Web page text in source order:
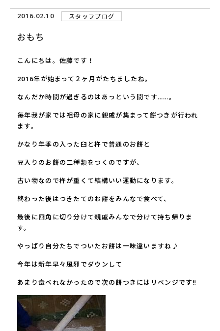
2016.02.10 スタッフブログ
おもち
こんにちは。佐藤です！
2016年が始まって２ヶ月がたちましたね。
なんだか時間が過ぎるのはあっという間です……。
毎年我が家では祖母の家に親戚が集まって餅つきが行われ
ます。
かなり年季の入った臼と杵で普通のお餅と
豆入りのお餅の二種類をつくのですが、
古い物なので杵が重くて結構いい運動になります。
終わった後はつきたてのお餅をみんなで食べて、
最後に四角に切り分けて親戚みんなで分けて持ち帰りま
す。
やっぱり自分たちでついたお餅は一味違いますね♪
今年は新年早々風邪でダウンして
あまり食べれなかったので次の餅つきにはリベンジです‼